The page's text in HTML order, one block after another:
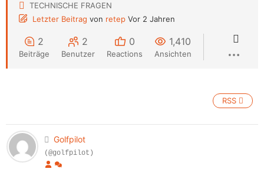
TECHNISCHE FRAGEN
Letzter Beitrag von retep Vor 2 Jahren
2
Beiträge
2
Benutzer
0
Reactions
1,410
Ansichten
RSS
Golfpilot
(@golfpilot)